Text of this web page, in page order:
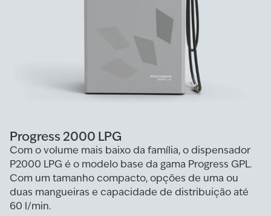
Progress 2000 LPG
Com o volume mais baixo da família, o dispensador
P2000 LPG é o modelo base da gama Progress GPL.
Com um tamanho compacto, opções de uma ou
duas mangueiras e capacidade de distribuição até
60 l/min.